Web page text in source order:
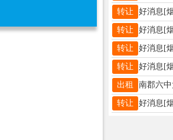
转让
转让
转让
转让
出租
转让